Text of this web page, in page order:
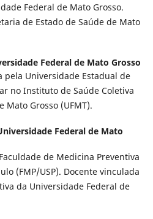
Federal de Mato Grosso.
de Estado de Saúde de Mato
Federal de Mato Grosso
pela Universidade Estadual de
no Instituto de Saúde Coletiva
Mato Grosso (UFMT).
Federal de Mato
de Medicina Preventiva
(FMP/USP). Docente vinculada
da Universidade Federal de